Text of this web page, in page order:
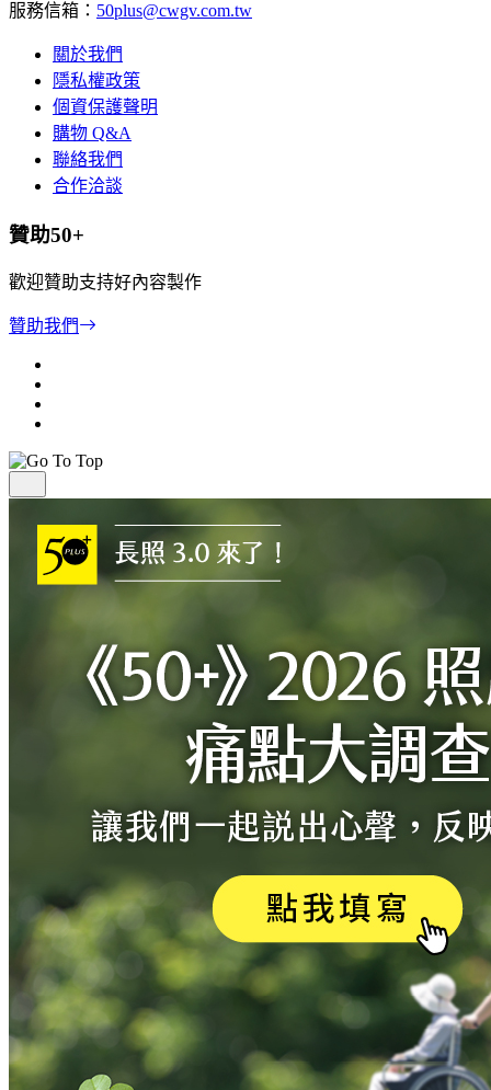
服務信箱： 50plus@cwgv.com.tw
關於我們
隱私權政策
個資保護聲明
購物 Q&A
聯絡我們
合作洽談
贊助50+
歡迎贊助支持好內容製作
贊助我們